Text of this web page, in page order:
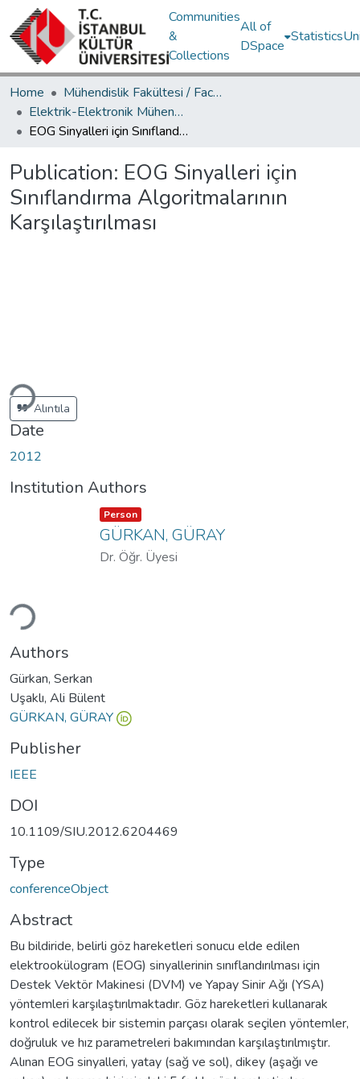
Communities
&
Collections
All of
DSpace
Statistics
Home
Mühendislik Fakültesi / Faculty of Engineering
Elektrik-Elektronik Mühendisliği Bölümü / Department of Electrical and Electronics Engineering
EOG Sinyalleri için Sınıflandırma Algoritmalarının Karşılaştırılması
Publication: EOG Sinyalleri için
Sınıflandırma Algoritmalarının
Karşılaştırılması
Loading...
Alıntıla
Date
2012
Institution Authors
Loading...
Item type:
Person ,
GÜRKAN, GÜRAY
Dr. Öğr. Üyesi
Authors
Gürkan, Serkan
Uşaklı, Ali Bülent
GÜRKAN, GÜRAY
Publisher
IEEE
DOI
10.1109/SIU.2012.6204469
Type
conferenceObject
Abstract
Bu bildiride, belirli göz hareketleri sonucu elde edilen
elektrookülogram (EOG) sinyallerinin sınıflandırılması için
Destek Vektör Makinesi (DVM) ve Yapay Sinir Ağı (YSA)
yöntemleri karşılaştırılmaktadır. Göz hareketleri kullanarak
kontrol edilecek bir sistemin parçası olarak seçilen yöntemler,
doğruluk ve hız parametreleri bakımından karşılaştırılmıştır.
Alınan EOG sinyalleri, yatay (sağ ve sol), dikey (aşağı ve